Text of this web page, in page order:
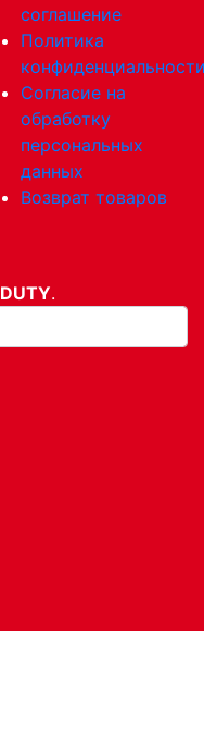
соглашение
Политика
Согласие на
обработку
персональных
данных
Возврат товаров
.